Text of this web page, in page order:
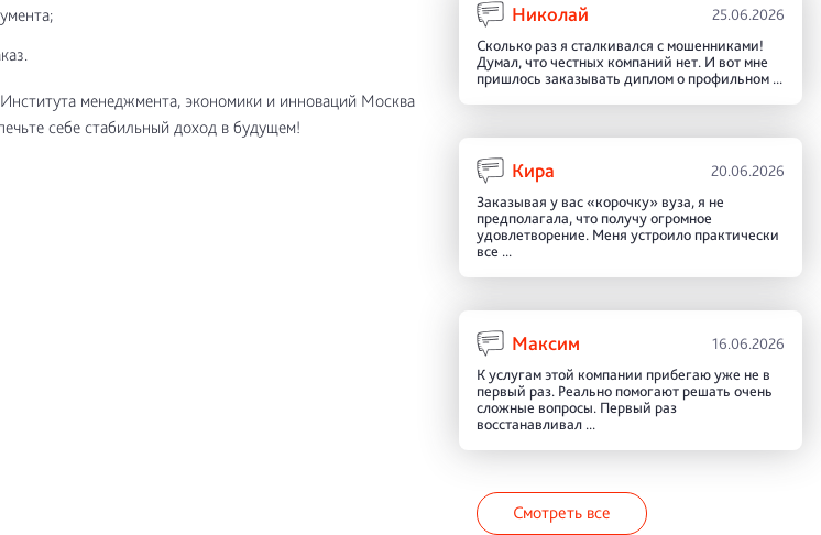
менеджмента, экономики и инноваций Москва
себе стабильный доход в будущем!
Николай 25.06.2026
Сколько раз я сталкивался с мошенниками!
Думал, что честных компаний нет. И вот мне
пришлось заказывать диплом о профильном ...
Кира 20.06.2026
Заказывая у вас «корочку» вуза, я не
предполагала, что получу огромное
удовлетворение. Меня устроило практически
все ...
Максим 16.06.2026
К услугам этой компании прибегаю уже не в
первый раз. Реально помогают решать очень
сложные вопросы. Первый раз
восстанавливал ...
Смотреть все